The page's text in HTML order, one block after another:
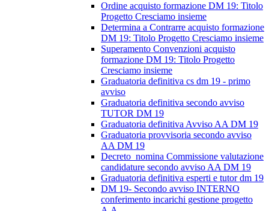
Ordine acquisto formazione DM 19: Titolo
Progetto Cresciamo insieme
Determina a Contrarre acquisto formazione
DM 19: Titolo Progetto Cresciamo insieme
Superamento Convenzioni acquisto
formazione DM 19: Titolo Progetto
Cresciamo insieme
Graduatoria definitiva cs dm 19 - primo
avviso
Graduatoria definitiva secondo avviso
TUTOR DM 19
Graduatoria definitiva Avviso AA DM 19
Graduatoria provvisoria secondo avviso
AA DM 19
Decreto_nomina Commissione valutazione
candidature secondo avviso AA DM 19
Graduatoria definitiva esperti e tutor dm 19
DM 19- Secondo avviso INTERNO
conferimento incarichi gestione progetto